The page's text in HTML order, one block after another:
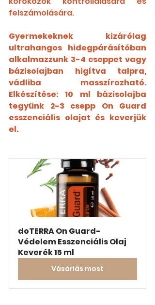
felszámolására.
Gyermekeknek kizárólag
ultrahangos hidegpárásítóban
alkalmazzunk 3-4 cseppet vagy
bázisolajban higítva talpra,
vádliba masszírozható.
Elkészítése: 10 ml bázisolajba
tegyünk 2-3 csepp On Guard
esszenciális olajat és keverjük
el.
doTERRA On Guard-
Védelem Esszenciális Olaj
Keverék 15 ml
Vásárlás most